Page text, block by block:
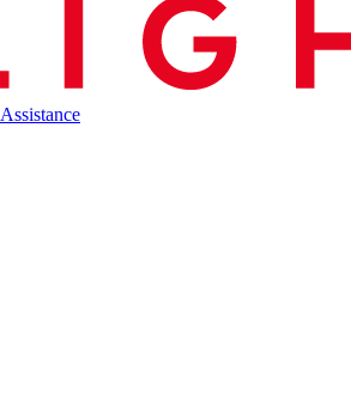
Assistance